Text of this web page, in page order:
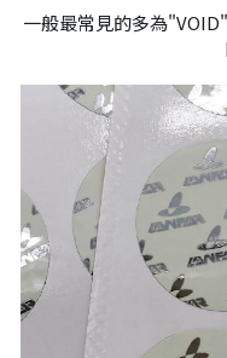
彩盒包裝
客製提袋
陳列架包裝
貼紙印刷
文宣品印刷
服務案例
價格專區
檔案上傳區
常見問題
登錄 註冊
一般最常見的多為
公版天地盒
公版手提盒
公版掀蓋盒
公版派盒
公版抽屜盒
公版酒盒